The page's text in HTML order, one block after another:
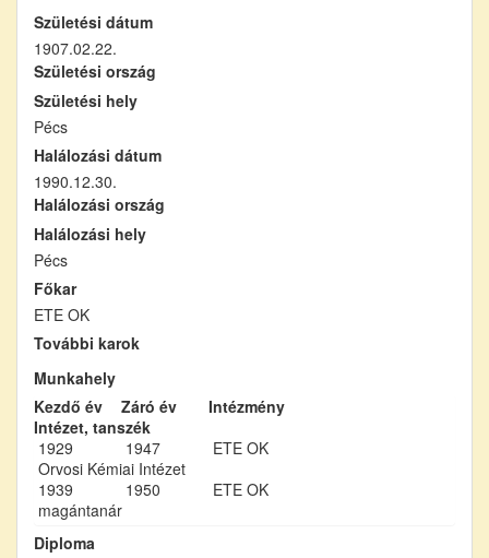
Születési dátum
1907.02.22.
Születési ország
Születési hely
Pécs
Halálozási dátum
1990.12.30.
Halálozási ország
Halálozási hely
Pécs
Főkar
ETE OK
További karok
Munkahely
Kezdő év
Záró év
Intézmény
Intézet, tanszék
1929
1947
ETE OK
Orvosi Kémiai Intézet
1939
1950
ETE OK
magántanár
Diploma